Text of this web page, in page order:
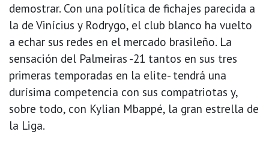
demostrar. Con una política de fichajes parecida a
la de Vinícius y Rodrygo, el club blanco ha vuelto
a echar sus redes en el mercado brasileño. La
sensación del Palmeiras -21 tantos en sus tres
primeras temporadas en la elite- tendrá una
durísima competencia con sus compatriotas y,
sobre todo, con Kylian Mbappé, la gran estrella de
la Liga.